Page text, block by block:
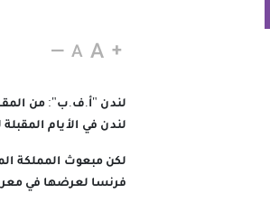
لندن "أ.ف.ب": من
لندن في الأيام
لكن مبعوث المملكة
فرنسا لعرضها في